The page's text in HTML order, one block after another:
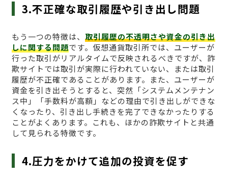
3.不正確な取引履歴や引き出し問題
もう一つの特徴は、 取引履歴の不透明さや資金の引き出
しに関する問題です。仮想通貨取引所では、ユーザーが
行った取引がリアルタイムで反映されるべきですが、詐
欺サイトでは取引が実際に行われていない、または取引
履歴が不正確であることがあります。また、ユーザーが
資金を引き出そうとすると、突然「システムメンテナン
ス中」「手数料が高額」などの理由で引き出しができな
くなったり、引き出し手続きを完了できなかったりする
ことがよくあります。これも、ほかの詐欺サイトと共通
して見られる特徴です。
4.圧力をかけて追加の投資を促す